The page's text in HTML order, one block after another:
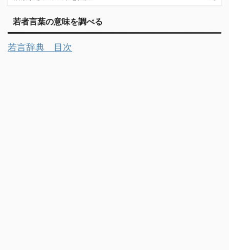
若者言葉の意味を調べる
若言辞典 目次